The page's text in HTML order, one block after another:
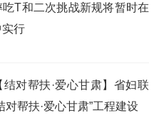
T和二次挑战新规将暂时在
实行
对帮扶·爱心甘肃】省妇联
对帮扶·爱心甘肃”工程建设